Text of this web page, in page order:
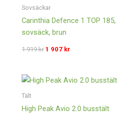
Sovsäckar
Carinthia Defence 1 TOP 185,
sovsäck, brun
1 919kr
1
919 kr.
1 907 kr
907 kr.
Tält
High Peak Avio 2.0 busstält